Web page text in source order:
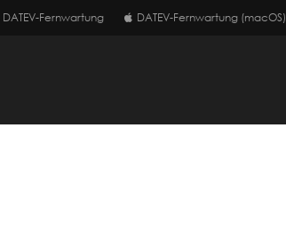
DATEV-Fernwartung DATEV-Fernwartung (macOS)